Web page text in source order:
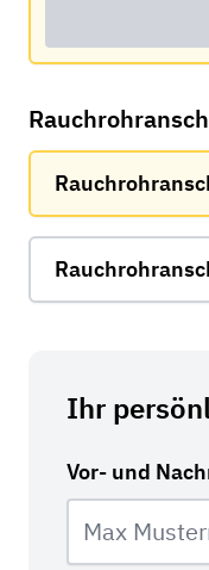
Ihr
Vor- und